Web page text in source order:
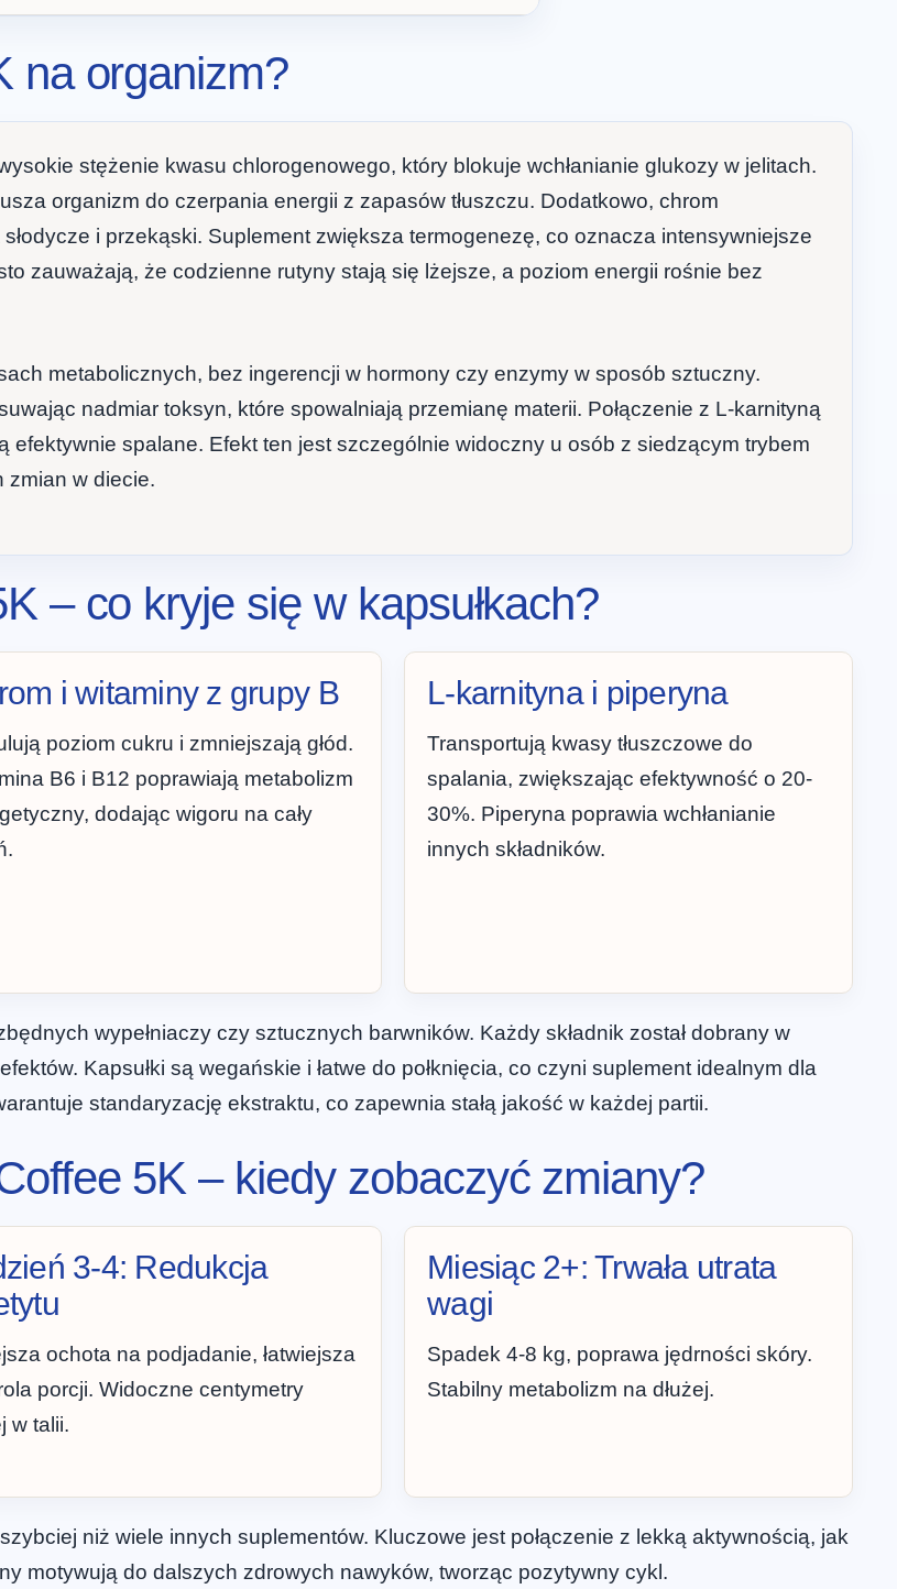
na organizm?
stężenie kwasu chlorogenowego, który blokuje wchłanianie glukozy w jelitach.
organizm do czerpania energii z zapasów tłuszczu. Dodatkowo, chrom
i przekąski. Suplement zwiększa termogenezę, co oznacza intensywniejsze
zauważają, że codzienne rutyny stają się lżejsze, a poziom energii rośnie bez
metabolicznych, bez ingerencji w hormony czy enzymy w sposób sztuczny.
nadmiar toksyn, które spowalniają przemianę materii. Połączenie z L-karnityną
efektywnie spalane. Efekt ten jest szczególnie widoczny u osób z siedzącym trybem
zmian w diecie.
– co kryje się w kapsułkach?
i witaminy z grupy B
poziom cukru i zmniejszają głód.
B6 i B12 poprawiają metabolizm
dodając wigoru na cały
L-karnityna i piperyna
Transportują kwasy tłuszczowe do
spalania, zwiększając efektywność o 20-
30%. Piperyna poprawia wchłanianie
innych składników.
wypełniaczy czy sztucznych barwników. Każdy składnik został dobrany w
Kapsułki są wegańskie i łatwe do połknięcia, co czyni suplement idealnym dla
standaryzację ekstraktu, co zapewnia stałą jakość w każdej partii.
5K – kiedy zobaczyć zmiany?
3-4: Redukcja
ochota na podjadanie, łatwiejsza
porcji. Widoczne centymetry
w talii.
Miesiąc 2+: Trwała utrata
wagi
Spadek 4-8 kg, poprawa jędrności skóry.
Stabilny metabolizm na dłużej.
niż wiele innych suplementów. Kluczowe jest połączenie z lekką aktywnością, jak
motywują do dalszych zdrowych nawyków, tworząc pozytywny cykl.